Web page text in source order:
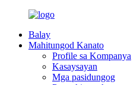
Balay
Mahitungod Kanato
Profile sa Kompanya
Kasaysayan
Mga pasidungog